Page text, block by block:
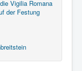
Vigilia Romana
der Festung